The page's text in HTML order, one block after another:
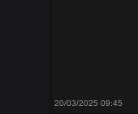
20/03/2025 09:45